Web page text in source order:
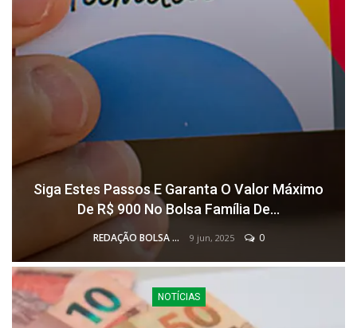
Siga Estes Passos E Garanta O Valor Máximo
De R$ 900 No Bolsa Família De…
REDAÇÃO BOLSA FAMÍLIA 9 jun, 2025 0
NOTÍCIAS